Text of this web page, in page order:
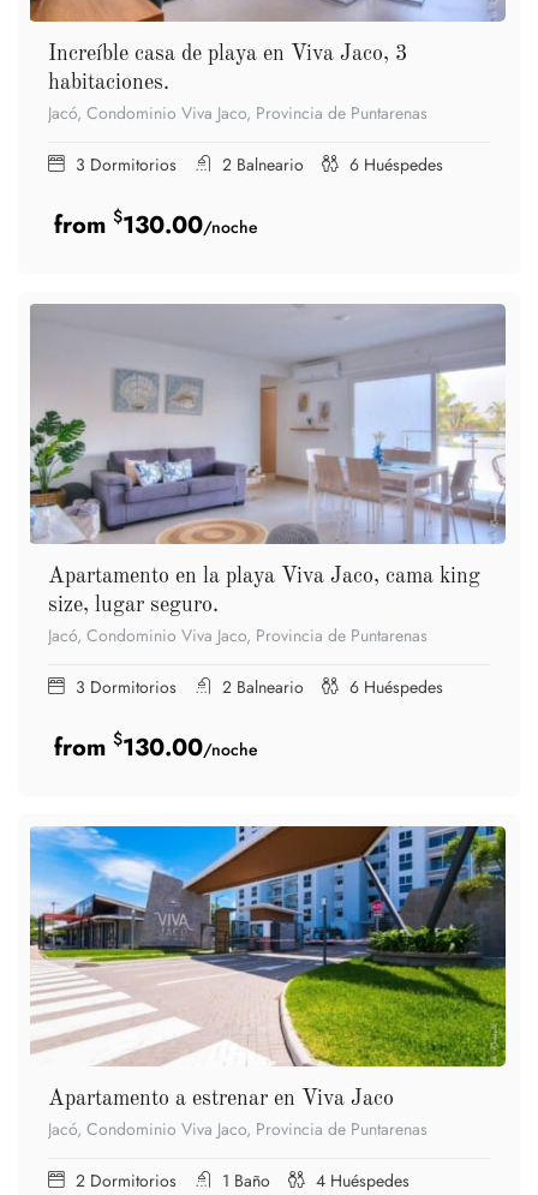
Increíble casa de playa en Viva Jaco, 3
habitaciones.
Jacó, Condominio Viva Jaco, Provincia de Puntarenas
3 Dormitorios 2 Balneario 6 Huéspedes
$130.00/noche
Apartamento en la playa Viva Jaco, cama king
size, lugar seguro.
Jacó, Condominio Viva Jaco, Provincia de Puntarenas
3 Dormitorios 2 Balneario 6 Huéspedes
$130.00/noche
Apartamento a estrenar en Viva Jaco
Jacó, Condominio Viva Jaco, Provincia de Puntarenas
2 Dormitorios 1 Baño 4 Huéspedes